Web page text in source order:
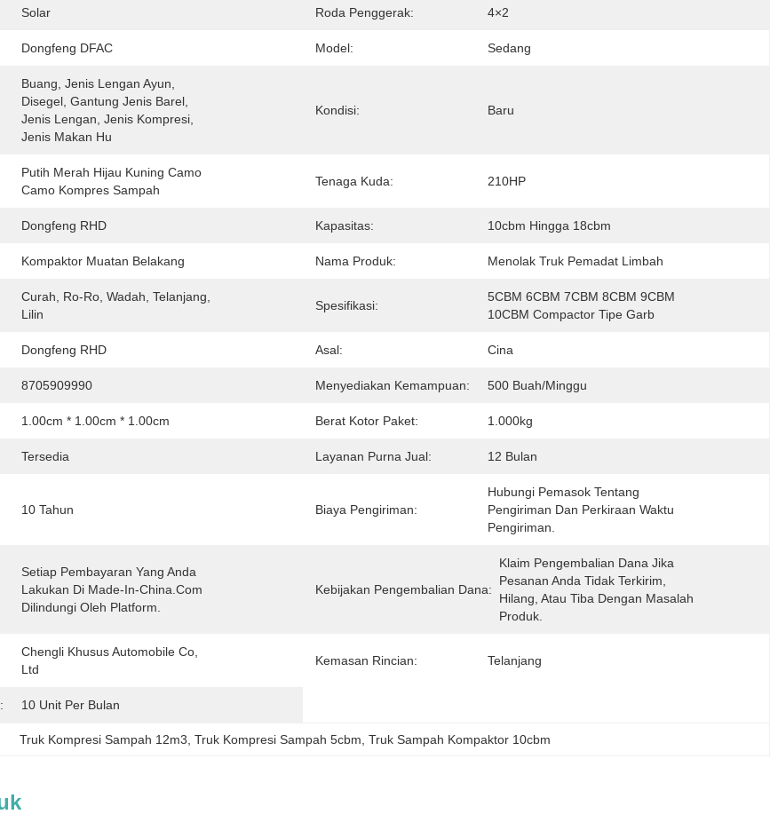
Solar Roda Penggerak: 4×2
Dongfeng DFAC Model: Sedang
Buang, Jenis Lengan Ayun,
Disegel, Gantung Jenis Barel,
Jenis Lengan, Jenis Kompresi,
Jenis Makan Hu
Kondisi: Baru
Putih Merah Hijau Kuning Camo
Camo Kompres Sampah
Tenaga Kuda: 210HP
Dongfeng RHD Kapasitas: 10cbm Hingga 18cbm
Kompaktor Muatan Belakang Nama Produk: Menolak Truk Pemadat Limbah
Curah, Ro-Ro, Wadah, Telanjang,
Lilin
Spesifikasi:
5CBM 6CBM 7CBM 8CBM 9CBM
10CBM Compactor Tipe Garb
Dongfeng RHD Asal: Cina
8705909990 Menyediakan Kemampuan: 500 Buah/minggu
1.00cm * 1.00cm * 1.00cm Berat Kotor Paket: 1.000kg
Tersedia Layanan Purna Jual: 12 Bulan
10 Tahun Biaya Pengiriman:
Hubungi Pemasok Tentang
Pengiriman Dan Perkiraan Waktu
Pengiriman.
Setiap Pembayaran Yang Anda
Lakukan Di Made-In-China.com
Dilindungi Oleh Platform.
Kebijakan Pengembalian Dana:
Klaim Pengembalian Dana Jika
Pesanan Anda Tidak Terkirim,
Hilang, Atau Tiba Dengan Masalah
Produk.
Chengli Khusus Automobile Co,
Ltd
Kemasan Rincian: Telanjang
10 Unit Per Bulan
Truk Kompresi Sampah 12m3 Truk Kompresi Sampah 5cbm Truk Sampah Kompaktor 10cbm